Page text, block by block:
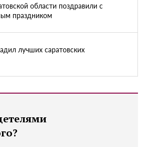
области поздравили с
праздником
лучших саратовских